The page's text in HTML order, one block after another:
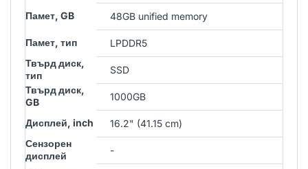
Памет, GB 48GB unified memory
Памет, тип
LPDDR5
Твърд диск,
тип
SSD
Твърд диск,
GB
1000GB
Дисплей, inch
16.2" (41.15 cm)
Сензорен
дисплей
-